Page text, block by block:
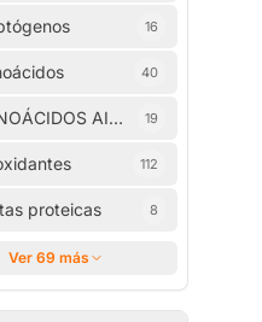
16
40
AISLADOS
19
112
proteicas 8
Ver 69 más